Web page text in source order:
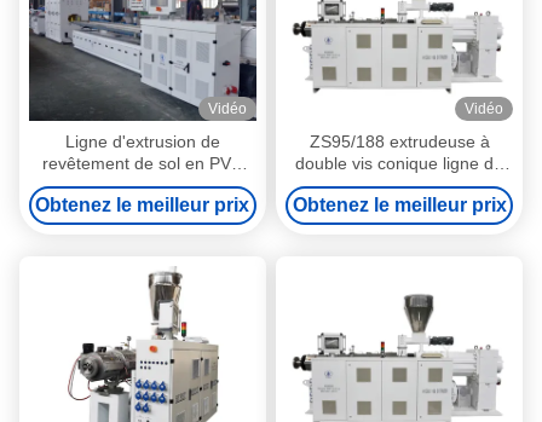
Vidéo
Ligne d'extrusion de
revêtement de sol en PVC
WPC à haute capacité avec
traitement de surface par film
stratifiant avec extrudeuses à
Obtenez le meilleur prix
Vidéo
ZS95/188 extrudeuse à
double vis conique ligne de
profilage de tubes en PVC
avec logiciel d'écran tactile
Siemens
Obtenez le meilleur prix